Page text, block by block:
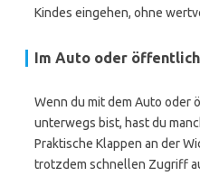
Kindes eingehen, ohne
Im Auto oder
Wenn du mit dem Auto
unterwegs bist, hast du
Praktische Klappen an der
trotzdem schnellen Zugriff